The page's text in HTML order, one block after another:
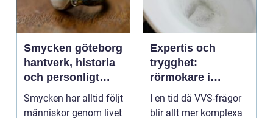
Smycken göteborg
hantverk, historia
och personligt
uttryck
Smycken har alltid följt
människor genom livet
Expertis och
trygghet:
rörmokare i
jämtland
I en tid då VVS-frågor
blir allt mer komplexa